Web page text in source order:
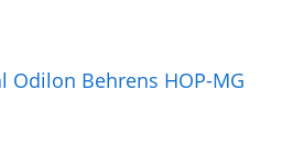
Odilon Behrens HOP-MG